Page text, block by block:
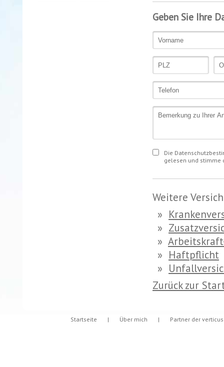
Geben Sie Ihre
Die
gelesen und stimme
Weitere
»
»
»
» Haftpflicht
»
Zurück zur
Startseite | Über mich | Partner der verticus